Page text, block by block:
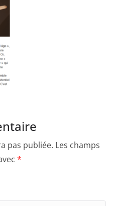
pas publiée. Les champs
*